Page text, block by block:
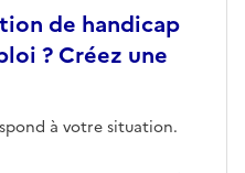
de handicap
? Créez une
à votre situation.